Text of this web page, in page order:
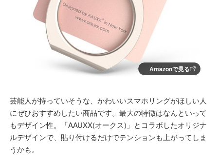
Amazonで見る
芸能人が持っていそうな、かわいいスマホリングがほしい人
にぜひおすすめしたい商品です。最大の特徴はなんといって
もデザイン性。「AAUXX(オークス)」とコラボしたオリジナ
ルデザインで、貼り付けるだけでテンションも上がってしま
うかも。